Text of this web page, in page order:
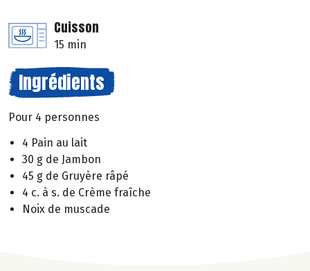
Cuisson
15 min
Ingrédients
Pour 4 personnes
4 Pain au lait
30 g de Jambon
45 g de Gruyère râpé
4 c. à s. de Crème fraîche
Noix de muscade